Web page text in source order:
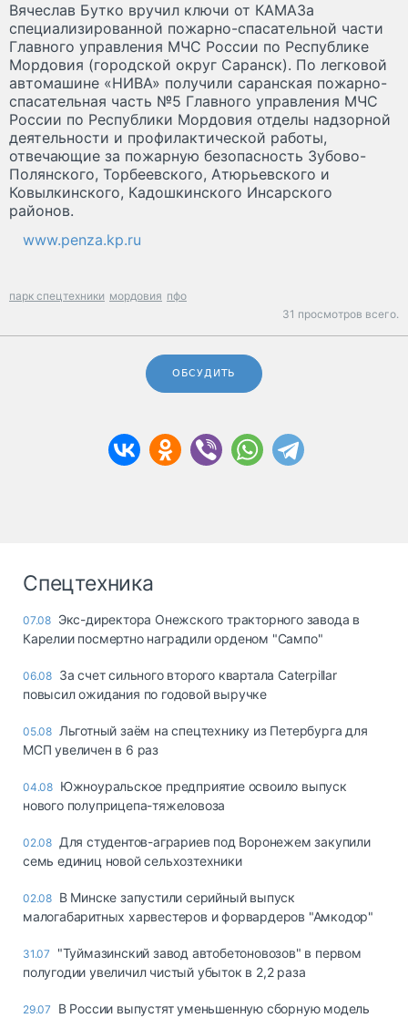
Вячеслав Бутко вручил ключи от КАМАЗа
специализированной пожарно-спасательной части
Главного управления МЧС России по Республике
Мордовия (городской округ Саранск). По легковой
автомашине «НИВА» получили саранская пожарно-
спасательная часть №5 Главного управления МЧС
России по Республики Мордовия отделы надзорной
деятельности и профилактической работы,
отвечающие за пожарную безопасность Зубово-
Полянского, Торбеевского, Атюрьевского и
Ковылкинского, Кадошкинского Инсарского
районов.
www.penza.kp.ru
парк спецтехники мордовия пфо
31 просмотров всего.
ОБСУДИТЬ
Спецтехника
07.08 Экс-директора Онежского тракторного завода в
Карелии посмертно наградили орденом "Сампо"
06.08 За счет сильного второго квартала Caterpillar
повысил ожидания по годовой выручке
05.08 Льготный заём на спецтехнику из Петербурга для
МСП увеличен в 6 раз
04.08 Южноуральское предприятие освоило выпуск
нового полуприцепа-тяжеловоза
02.08 Для студентов-аграриев под Воронежем закупили
семь единиц новой сельхозтехники
02.08 В Минске запустили серийный выпуск
малогабаритных харвестеров и форвардеров "Амкодор"
31.07
"Туймазинский завод автобетоновозов" в первом
полугодии увеличил чистый убыток в 2,2 раза
29.07
В России выпустят уменьшенную сборную модель